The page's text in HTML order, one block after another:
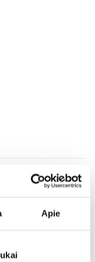
Apie
expand_more